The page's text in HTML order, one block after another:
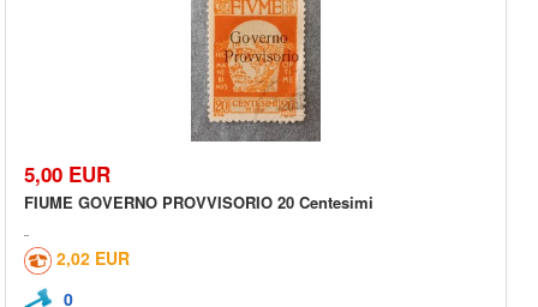
5,00 EUR
FIUME GOVERNO PROVVISORIO 20 Centesimi
2,02 EUR
0